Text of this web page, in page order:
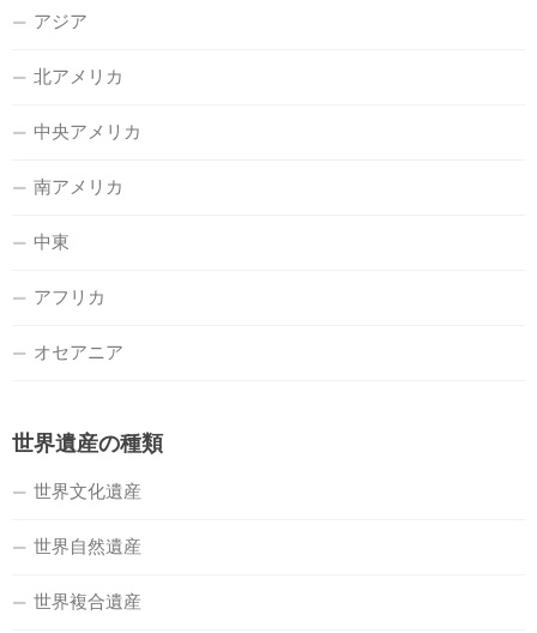
アジア
北アメリカ
中央アメリカ
南アメリカ
中東
アフリカ
オセアニア
世界遺産の種類
世界文化遺産
世界自然遺産
世界複合遺産